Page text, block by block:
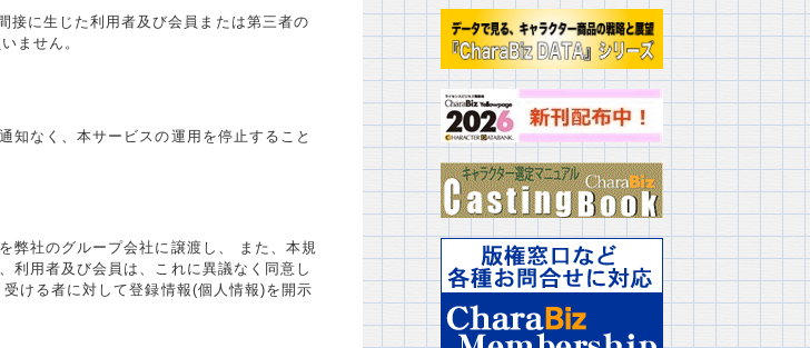
接に生じた利用者及び会員または第三者の
ません。
知なく、本サービスの運用を停止すること
弊社のグループ会社に譲渡し、 また、本規
利用者及び会員は、これに異議なく同意し
ける者に対して登録情報(個人情報)を開示